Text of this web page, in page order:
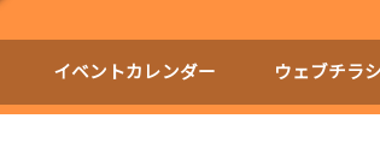
イベントカレンダー ウェブチラシ